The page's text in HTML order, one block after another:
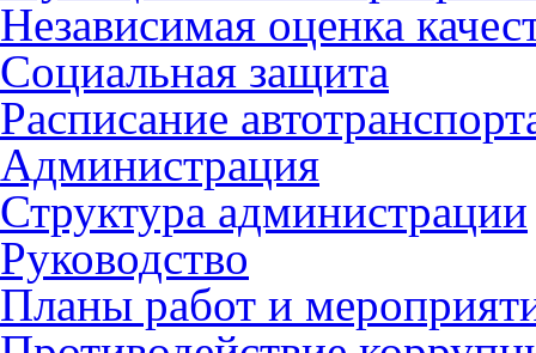
Независимая оценка
Социальная защита
Расписание
Администрация
Структура администрации
Руководство
Планы работ и